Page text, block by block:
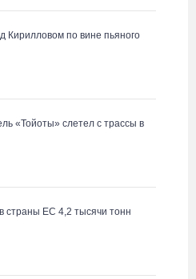
Кирилловом по вине пьяного
«Тойоты» слетел с трассы в
страны ЕС 4,2 тысячи тонн